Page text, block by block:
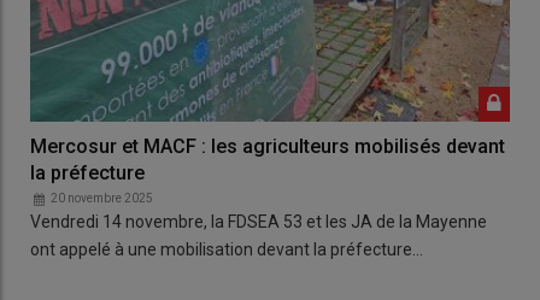
Mercosur et MACF : les agriculteurs mobilisés devant
la préfecture
20 novembre 2025
Vendredi 14 novembre, la FDSEA 53 et les JA de la Mayenne
ont appelé à une mobilisation devant la préfecture…